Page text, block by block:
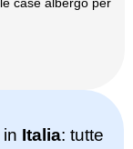
Italia: tutte